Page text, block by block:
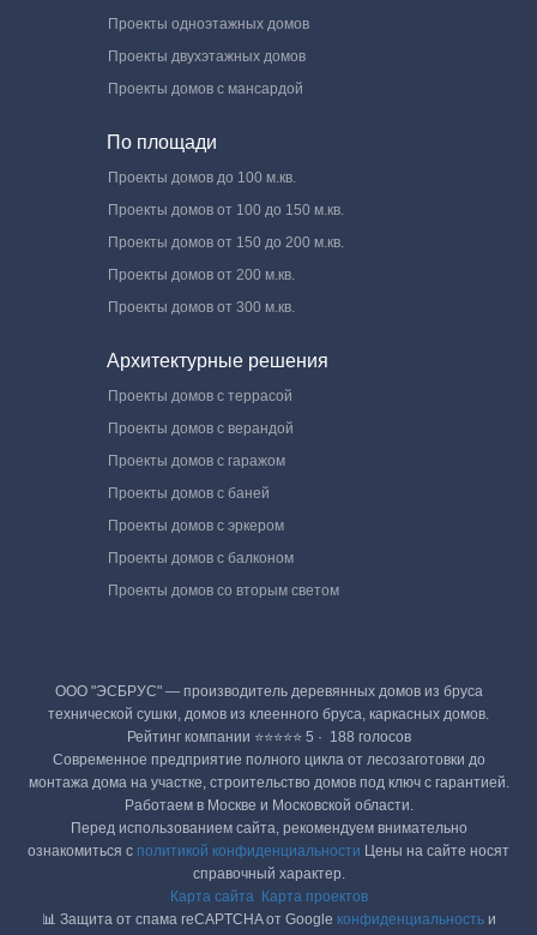
Проекты одноэтажных домов
Проекты двухэтажных домов
Проекты домов с мансардой
По площади
Проекты домов до 100 м.кв.
Проекты домов от 100 до 150 м.кв.
Проекты домов от 150 до 200 м.кв.
Проекты домов от 200 м.кв.
Проекты домов от 300 м.кв.
Архитектурные решения
Проекты домов с террасой
Проекты домов с верандой
Проекты домов с гаражом
Проекты домов с баней
Проекты домов с эркером
Проекты домов с балконом
Проекты домов со вторым светом
ООО "ЭСБРУС" — производитель деревянных домов из бруса
технической сушки, домов из клеенного бруса, каркасных домов.
Рейтинг компании ⭐⭐⭐⭐⭐ 5 · ‎ 188 голосов
Современное предприятие полного цикла от лесозаготовки до
монтажа дома на участке, строительство домов под ключ с гарантией.
Работаем в Москве и Московской области.
Перед использованием сайта, рекомендуем внимательно
ознакомиться с политикой конфиденциальности Цены на сайте носят
справочный характер.
Карта сайта
Карта проектов
📊 Защита от спама reCAPTCHA от Google конфиденциальностьи